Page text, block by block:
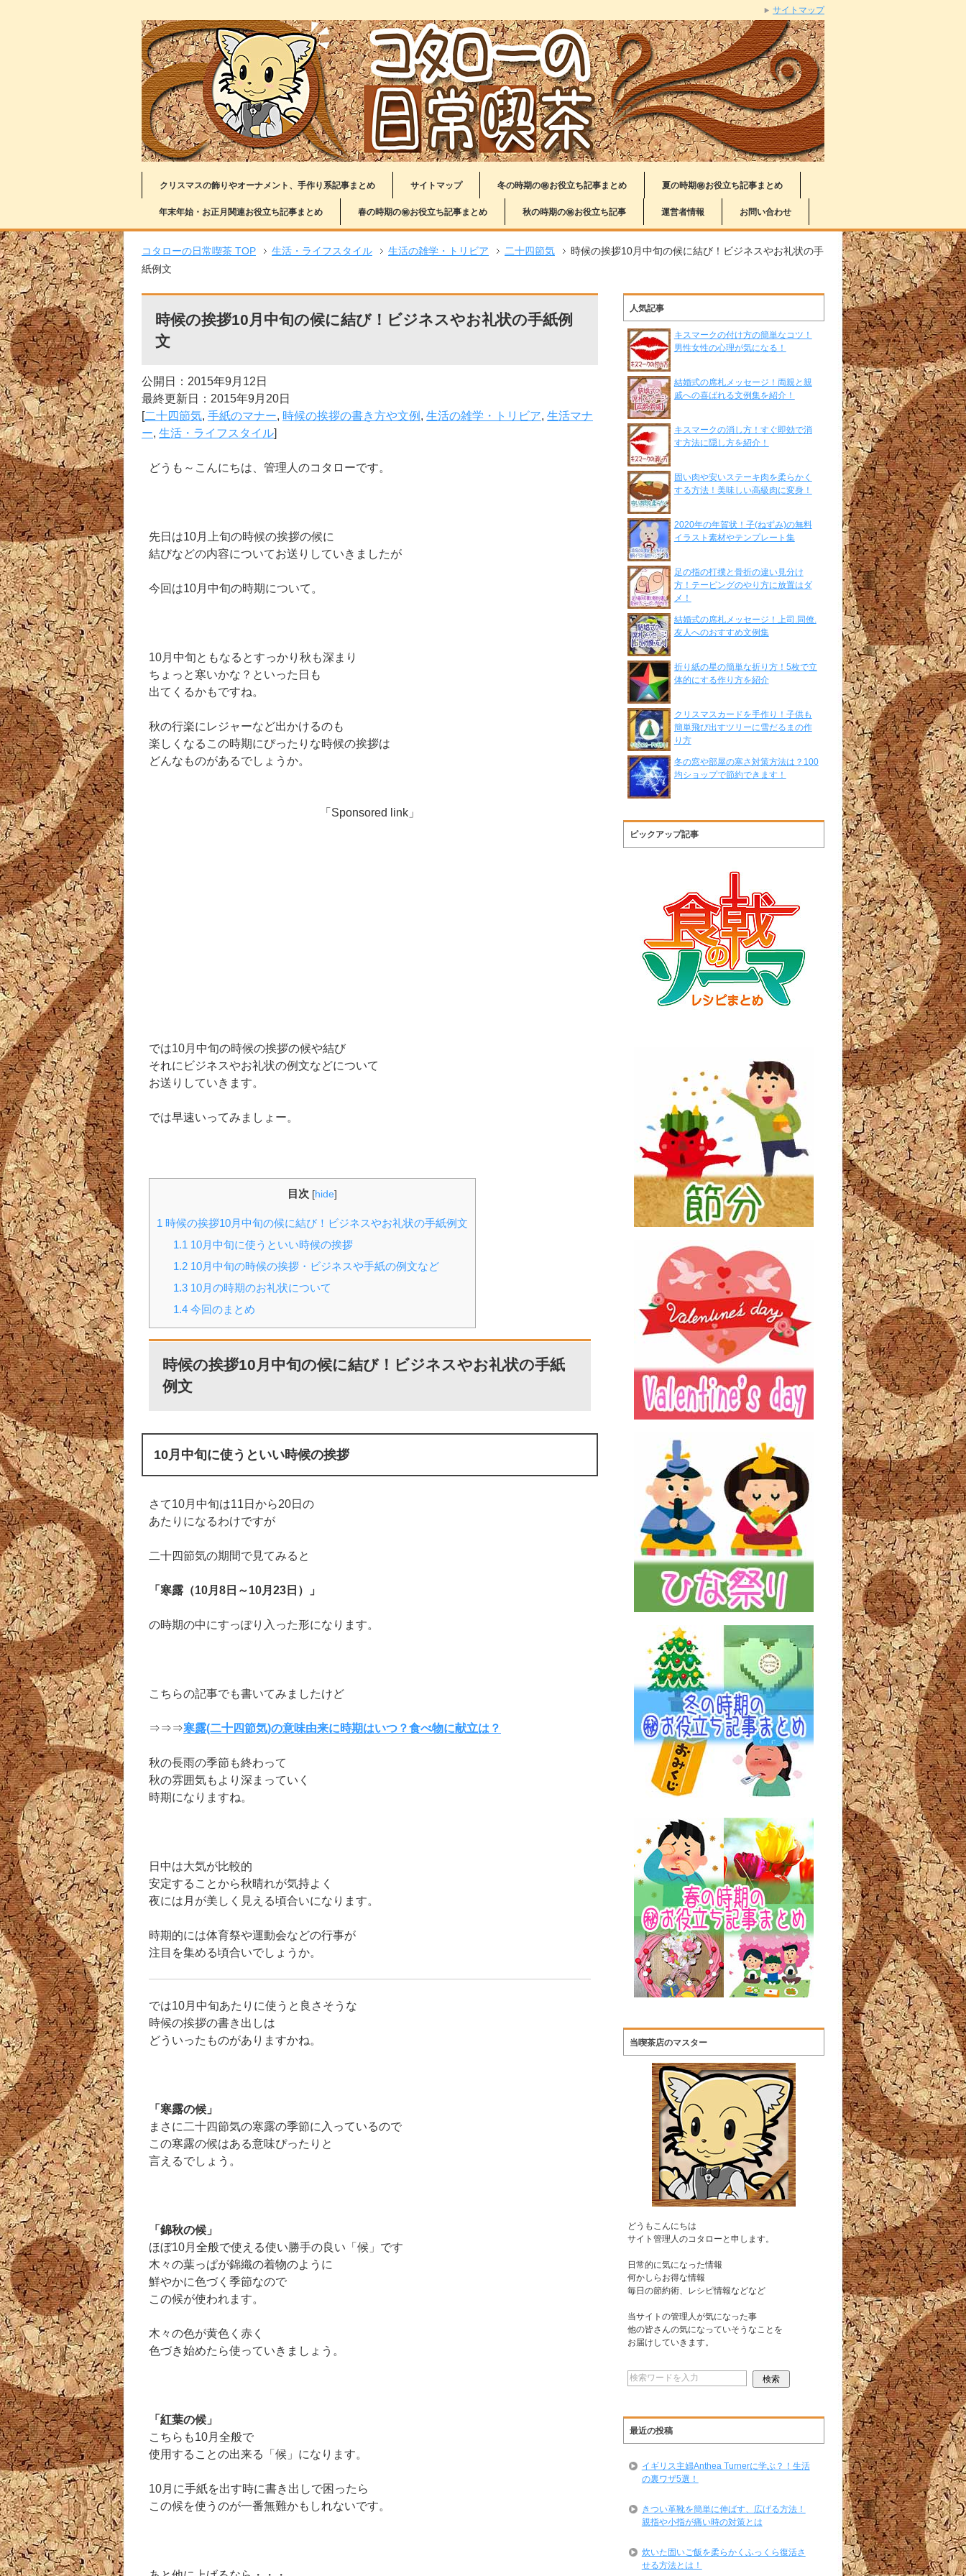
クリスマスの飾りやオーナメント、手作り系記事まとめ サイトマップ 冬の時期の㊙お役立ち記事まとめ 夏の時期㊙お役立ち記事まとめ
年末年始・お正月関連お役立ち記事まとめ 春の時期の㊙お役立ち記事まとめ 秋の時期の㊙お役立ち記事 運営者情報 お問い合わせ
コタローの日常喫茶 TOP 生活・ライフスタイル 生活の雑学・トリビア 二十四節気
時候の挨拶10月中旬の候に結び！ビジネスやお礼状の手
紙例文
時候の挨拶10月中旬の候に結び！ビジネスやお礼状の手紙例
文
公開日：2015年9月12日
最終更新日：2015年9月20日
[二十四節気, 手紙のマナー, 時候の挨拶の書き方や文例 , 生活の雑学・トリビア, 生活マナ
ー, 生活・ライフスタイル]
どうも～こんにちは、管理人のコタローです。
先日は10月上旬の時候の挨拶の候に
結びなどの内容についてお送りしていきましたが
今回は10月中旬の時期について。
10月中旬ともなるとすっかり秋も深まり
ちょっと寒いかな？といった日も
出てくるかもですね。
秋の行楽にレジャーなど出かけるのも
楽しくなるこの時期にぴったりな時候の挨拶は
どんなものがあるでしょうか。
「Sponsored link」
では10月中旬の時候の挨拶の候や結び
それにビジネスやお礼状の例文などについて
お送りしていきます。
では早速いってみましょー。
目次 [hide]
1 時候の挨拶10月中旬の候に結び！ビジネスやお礼状の手紙例文
1.1 10月中旬に使うといい時候の挨拶
1.210月中旬の時候の挨拶・ビジネスや手紙の例文など
1.310月の時期のお礼状について
1.4今回のまとめ
時候の挨拶10月中旬の候に結び！ビジネスやお礼状の手紙
例文
10月中旬に使うといい時候の挨拶
さて10月中旬は11日から20日の
あたりになるわけですが
二十四節気の期間で見てみると
「寒露（10月8日～10月23日）」
の時期の中にすっぽり入った形になります。
こちらの記事でも書いてみましたけど
⇒⇒⇒寒露(二十四節気)の意味由来に時期はいつ？食べ物に献立は？
秋の長雨の季節も終わって
秋の雰囲気もより深まっていく
時期になりますね。
日中は大気が比較的
安定することから秋晴れが気持よく
夜には月が美しく見える頃合いになります。
時期的には体育祭や運動会などの行事が
注目を集める頃合いでしょうか。
では10月中旬あたりに使うと良さそうな
時候の挨拶の書き出しは
どういったものがありますかね。
「寒露の候」
まさに二十四節気の寒露の季節に入っているので
この寒露の候はある意味ぴったりと
言えるでしょう。
「錦秋の候」
ほぼ10月全般で使える使い勝手の良い「候」です
木々の葉っぱが錦織の着物のように
鮮やかに色づく季節なので
この候が使われます。
木々の色が黄色く赤く
色づき始めたら使っていきましょう。
「紅葉の候」
こちらも10月全般で
使用することの出来る「候」になります。
10月に手紙を出す時に書き出しで困ったら
この候を使うのが一番無難かもしれないです。
人気記事
キスマークの付け方の簡単なコツ！
男性女性の心理が気になる！
結婚式の席札メッセージ！両親と親
戚への喜ばれる文例集を紹介！
キスマークの消し方！すぐ即効で消
す方法に隠し方を紹介！
固い肉や安いステーキ肉を柔らかく
する方法！美味しい高級肉に変身！
2020年の年賀状！子(ねずみ)の無料
イラスト素材やテンプレート集
足の指の打撲と骨折の違い見分け
方！テーピングのやり方に放置はダ
メ！
結婚式の席札メッセージ！上司.同僚.
友人へのおすすめ文例集
折り紙の星の簡単な折り方！5枚で立
体的にする作り方を紹介
クリスマスカードを手作り！子供も
簡単飛び出すツリーに雪だるまの作
り方
冬の窓や部屋の寒さ対策方法は？100
均ショップで節約できます！
ピックアップ記事
当喫茶店のマスター
どうもこんにちは
サイト管理人のコタローと申します。
日常的に気になった情報
何かしらお得な情報
毎日の節約術、レシピ情報などなど
当サイトの管理人が気になった事
他の皆さんの気になっていそうなことを
お届けしていきます。
最近の投稿
イギリス主婦Anthea Turnerに学ぶ？！生活
の裏ワザ5選！
きつい革靴を簡単に伸ばす、広げる方法！
親指や小指が痛い時の対策とは
炊いた固いご飯を柔らかくふっくら復活さ
せる方法とは！
サイトマップ